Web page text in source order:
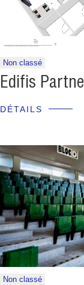
Non classé
Edifis
DÉTAILS
Non classé